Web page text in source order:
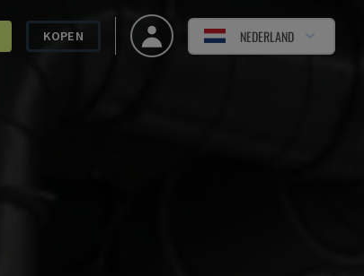
KOPEN NEDERLAND